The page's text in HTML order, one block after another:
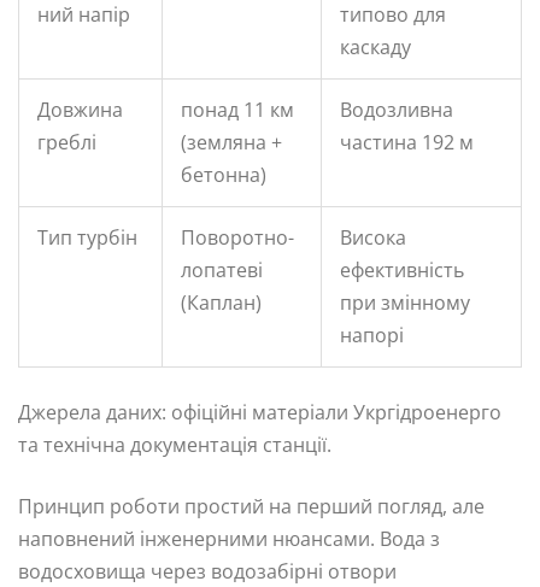
ний напір
типово для
каскаду
Довжина
греблі
понад 11 км
(земляна +
бетонна)
Водозливна
частина 192 м
Тип турбін
Поворотно-
лопатеві
(Каплан)
Висока
ефективність
при змінному
напорі
Джерела даних: офіційні матеріали Укргідроенерго
та технічна документація станції.
Принцип роботи простий на перший погляд, але
наповнений інженерними нюансами. Вода з
водосховища через водозабірні отвори